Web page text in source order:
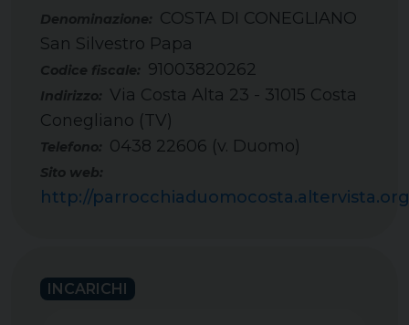
COSTA DI CONEGLIANO
San Silvestro Papa
Codice fiscale: 91003820262
Telefono: 0438 22606 (v. Duomo)
Sito web:
http://parrocchiaduomocosta.altervista.org
Indirizzo: Via Costa Alta 23 - 31015 Costa
Conegliano (TV)
INCARICHI